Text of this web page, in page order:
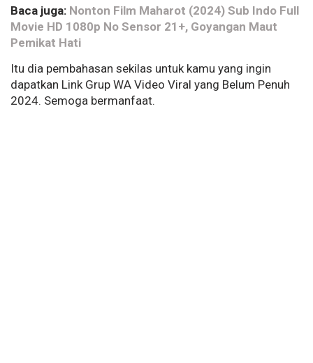
Baca juga: Nonton Film Maharot (2024) Sub Indo Full
Movie HD 1080p No Sensor 21+, Goyangan Maut
Pemikat Hati
Itu dia pembahasan sekilas untuk kamu yang ingin
dapatkan Link Grup WA Video Viral yang Belum Penuh
2024. Semoga bermanfaat.